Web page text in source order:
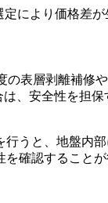
により価格差が
表層剥離補修
、安全性を担
うと、地盤内
確認すること